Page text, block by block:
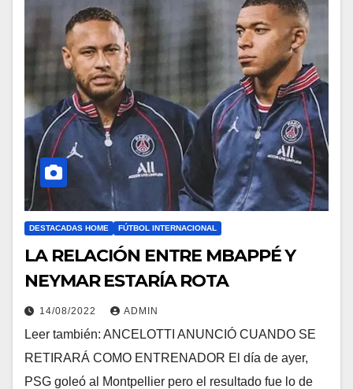
DESTACADAS HOME FÚTBOL INTERNACIONAL
LA RELACIÓN ENTRE MBAPPÉ Y
NEYMAR ESTARÍA ROTA
14/08/2022 ADMIN
Leer también: ANCELOTTI ANUNCIÓ CUANDO SE
RETIRARÁ COMO ENTRENADOR El día de ayer,
PSG goleó al Montpellier pero el resultado fue lo de